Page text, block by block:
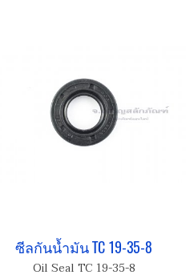
ซีลกันน้ำมัน TC 19-35-8
Oil Seal TC 19-35-8